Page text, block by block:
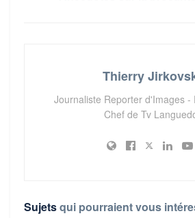
Thierry
Journaliste Reporter d'Images -
Chef de Tv
Sujetsqui pourraient vous